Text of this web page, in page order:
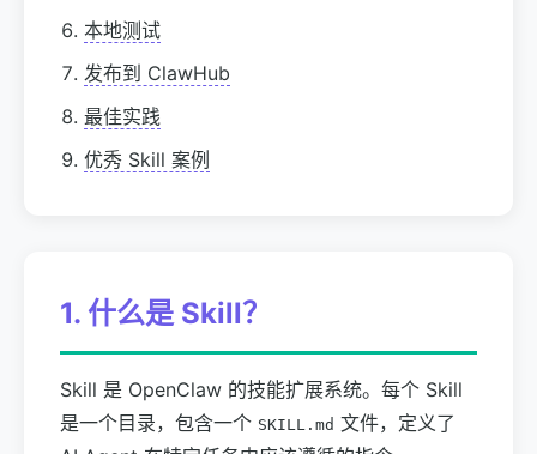
本地测试
发布到 ClawHub
最佳实践
优秀 Skill 案例
1. 什么是 Skill？
Skill 是 OpenClaw 的技能扩展系统。每个 Skill
是一个目录，包含一个 SKILL.md 文件，定义了